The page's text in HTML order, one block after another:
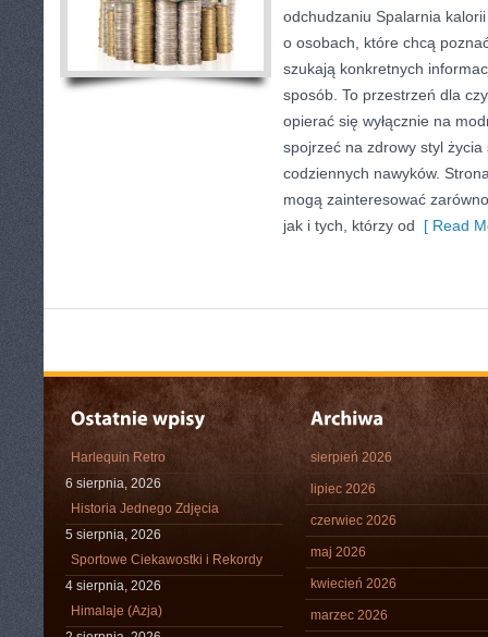
odchudzaniu Spalarnia
o osobach, które chcą
szukają konkretnych
sposób. To przestrzeń dla
opierać się wyłącznie na
spojrzeć na zdrowy styl
codziennych nawyków.
mogą zainteresować
jak i tych, którzy od [ Read
Harlequin Retro
6 sierpnia, 2026
Historia Jednego Zdjęcia
5 sierpnia, 2026
Sportowe Ciekawostki i Rekordy
4 sierpnia, 2026
Himalaje (Azja)
sierpień 2026
lipiec 2026
czerwiec 2026
maj 2026
kwiecień 2026
marzec 2026